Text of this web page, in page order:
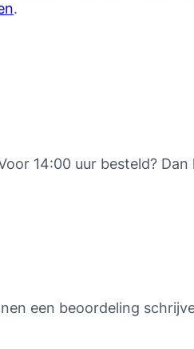
.
14:00 uur besteld?
een beoordeling